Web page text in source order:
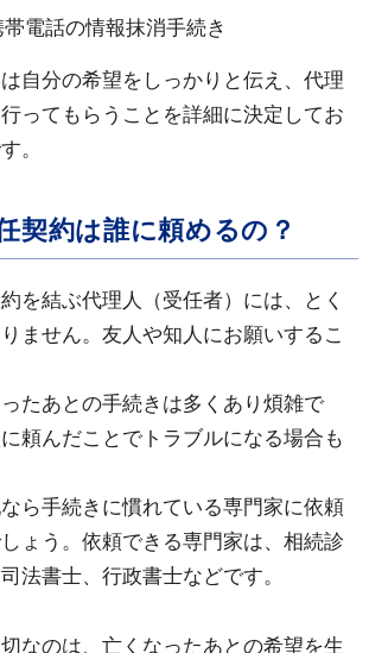
電話の情報抹消手続き
自分の希望をしっかりと伝え、代理
ってもらうことを詳細に決定してお
。
契約は誰に頼めるの？
を結ぶ代理人（受任者）には、とく
ません。友人や知人にお願いするこ
たあとの手続きは多くあり煩雑で
頼んだことでトラブルになる場合も
ら手続きに慣れている専門家に依頼
ょう。依頼できる専門家は、相続診
法書士、行政書士などです。
なのは、亡くなったあとの希望を生